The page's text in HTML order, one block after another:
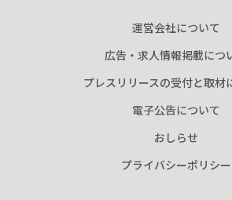
運営会社について
広告・求人情報掲載につ
プレスリリースの受付と取材
電子公告について
おしらせ
プライバシーポリシー